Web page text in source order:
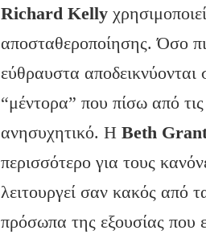
Richard Kelly
αποσταθεροποίησης. Όσο
εύθραυστα
“μέντορα” που πίσω από
ανησυχητικό. ΗBeth
περισσότερο για τους
λειτουργεί σαν κακός από
πρόσωπα της εξουσίας που